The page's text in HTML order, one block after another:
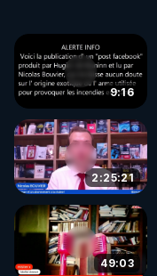
9:16
2:25:21
49:03